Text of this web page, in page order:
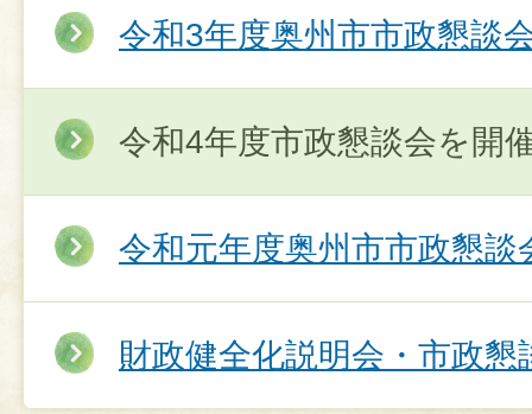
令和3年度奥州市市政懇談
令和4年度市政懇談会を開
令和元年度奥州市市政懇
財政健全化説明会・市政懇